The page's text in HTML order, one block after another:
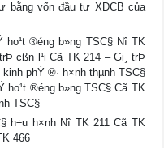
bằng vốn đầu tư XDCB của
ho¹t ®éng b»ng TSC§ Nî TK
cßn l¹i Cã TK 214 – Gi¸ trÞ
phÝ ®· h×nh thµnh TSC§
ho¹t ®éng b»ng TSC§ Cã TK
TSC§
h÷u h×nh Nî TK 211 Cã TK
466